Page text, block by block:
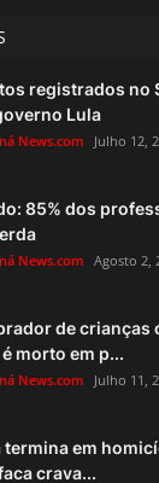
registrados no
Lula
News.com Julho 12,
85% dos
News.com Agosto 2,
de crianças
morto em p...
News.com Julho 11,
termina em
crava...